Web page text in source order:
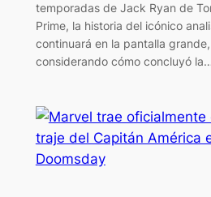
temporadas de Jack Ryan de
Prime, la historia del icónico
continuará en la pantalla
considerando cómo concluyó